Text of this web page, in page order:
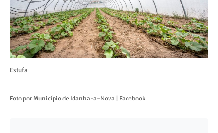
Estufa
Foto por Município de Idanha-a-Nova | Facebook